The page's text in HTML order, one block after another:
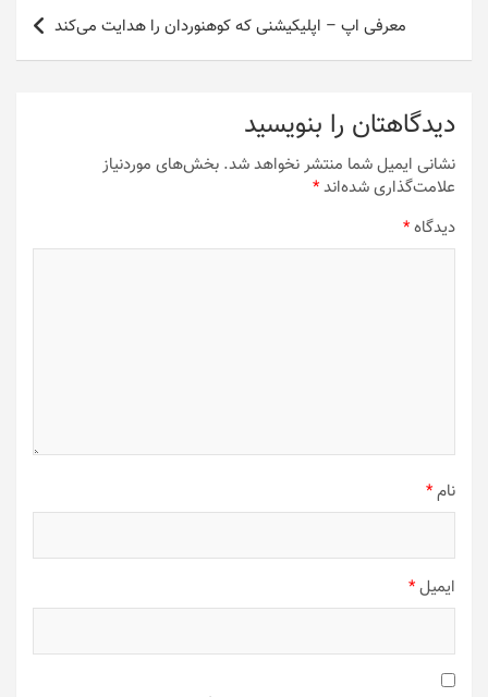
معرفی اپ – اپلیکیشنی که کوهنوردان را هدایت می‌کند
دیدگاهتان را بنویسید
نشانی ایمیل شما منتشر نخواهد شد. بخش‌های موردنیاز
علامت‌گذاری شده‌اند*
دیدگاه*
نام*
ایمیل*